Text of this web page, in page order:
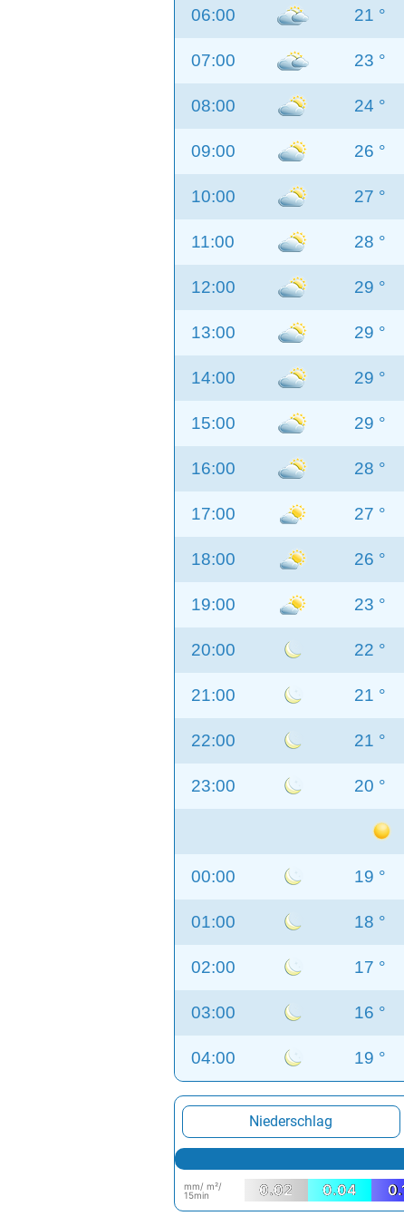
06:00 21 °
07:00 23 °
08:00 24 °
09:00 26 °
10:00 27 °
11:00 28 °
12:00 29 °
13:00 29 °
14:00 29 °
15:00 29 °
16:00 28 °
17:00 27 °
18:00 26 °
19:00 23 °
20:00 22 °
21:00 21 °
22:00 21 °
23:00 20 °
00:00 19 °
01:00 18 °
02:00 17 °
03:00 16 °
04:00 19 °
Niederschlag
mm/ m²/
15min
0.02 0.04